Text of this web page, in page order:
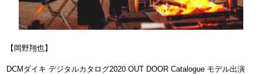
【岡野翔也】
DCMダイキ デジタルカタログ2020 OUT DOOR Catalogue モデル出演